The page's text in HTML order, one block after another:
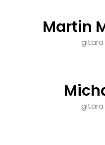
Martin
gitara
gitara